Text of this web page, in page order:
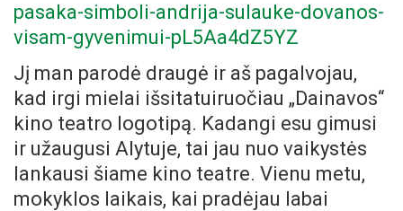
pasaka-simboli-andrija-sulauke-dovanos-
visam-gyvenimui-pL5Aa4dZ5YZ
Jį man parodė draugė ir aš pagalvojau,
kad irgi mielai išsitatuiruočiau „Dainavos“
kino teatro logotipą. Kadangi esu gimusi
ir užaugusi Alytuje, tai jau nuo vaikystės
lankausi šiame kino teatre. Vienu metu,
mokyklos laikais, kai pradėjau labai